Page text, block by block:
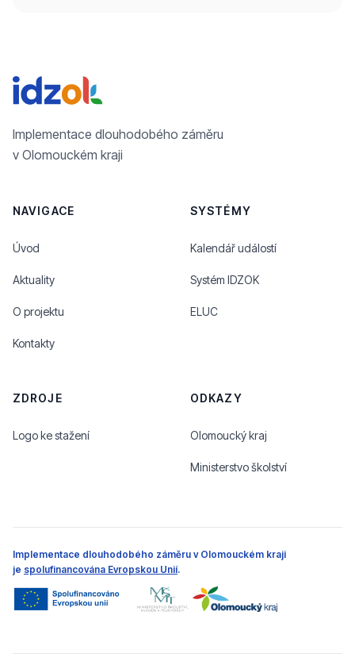
Implementace dlouhodobého záměru
v Olomouckém kraji
NAVIGACE
Úvod
Aktuality
O projektu
Kontakty
SYSTÉMY
Kalendář událostí
Systém IDZOK
ELUC
ZDROJE
Logo ke stažení
ODKAZY
Olomoucký kraj
Ministerstvo školství
Implementace dlouhodobého záměru v Olomouckém kraji
je spolufinancována Evropskou Unií.